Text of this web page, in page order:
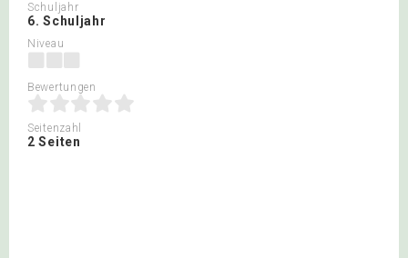
Schuljahr
6. Schuljahr
Niveau
Bewertungen
Seitenzahl
2 Seiten